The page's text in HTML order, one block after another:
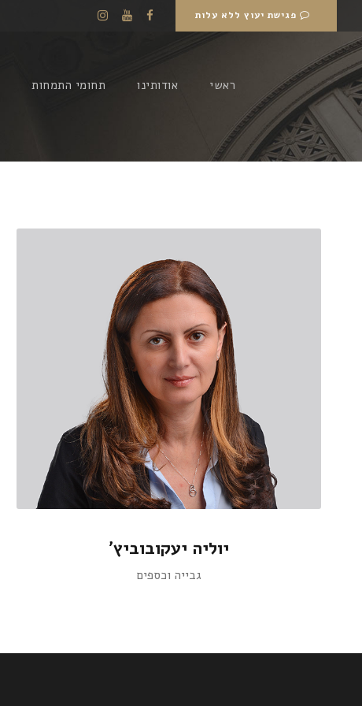
פגישת יעוץ ללא עלות
ראשי אודותינו תחומי התמחות
יוליה יעקובוביץ'
גבייה וכספים